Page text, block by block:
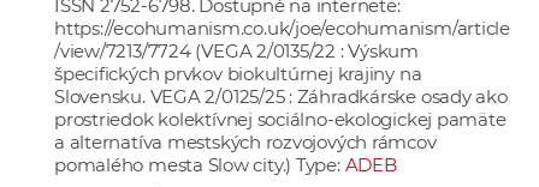
ISSN 2752-6798. Dostupné na internete:
https://ecohumanism.co.uk/joe/ecohumanism/article
/view/7213/7724(VEGA 2/0135/22 : Výskum
špecifických prvkov biokultúrnej krajiny na
Slovensku. VEGA 2/0125/25 : Záhradkárske osady ako
prostriedok kolektívnej sociálno-ekologickej pamäte
a alternatíva mestských rozvojových rámcov
pomalého mesta Slow city.) Type: ADEB